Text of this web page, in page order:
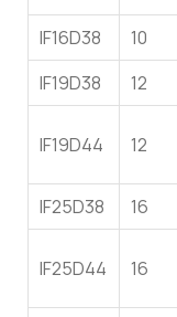
IF16D38
10
IF19D38
12
IF19D44 12
IF25D38 16
IF25D44 16